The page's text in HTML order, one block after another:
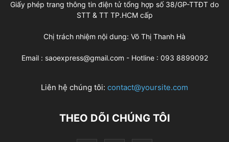
Giấy phép trang thông tin điện tử tổng hợp số 38/GP-TTĐT do
STT & TT TP.HCM cấp
Chị trách nhiệm nội dung: Võ Thị Thanh Hà
Email : saoexpress@gmail.com - Hotline : 093 8899092
Liên hệ chúng tôi: contact@yoursite.com
THEO DÕI CHÚNG TÔI